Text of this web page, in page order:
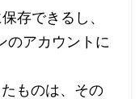
存できるし、
のアカウントに
ものは、その